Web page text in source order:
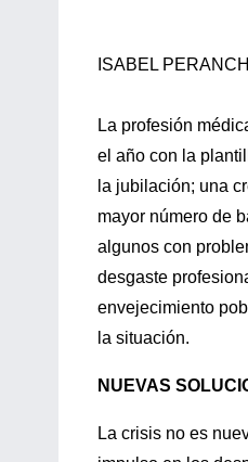
ISABEL
La profesión
el año con la
la jubilación; una
mayor número de
algunos con
desgaste
envejecimiento
la situación.
NUEVAS
La crisis no es